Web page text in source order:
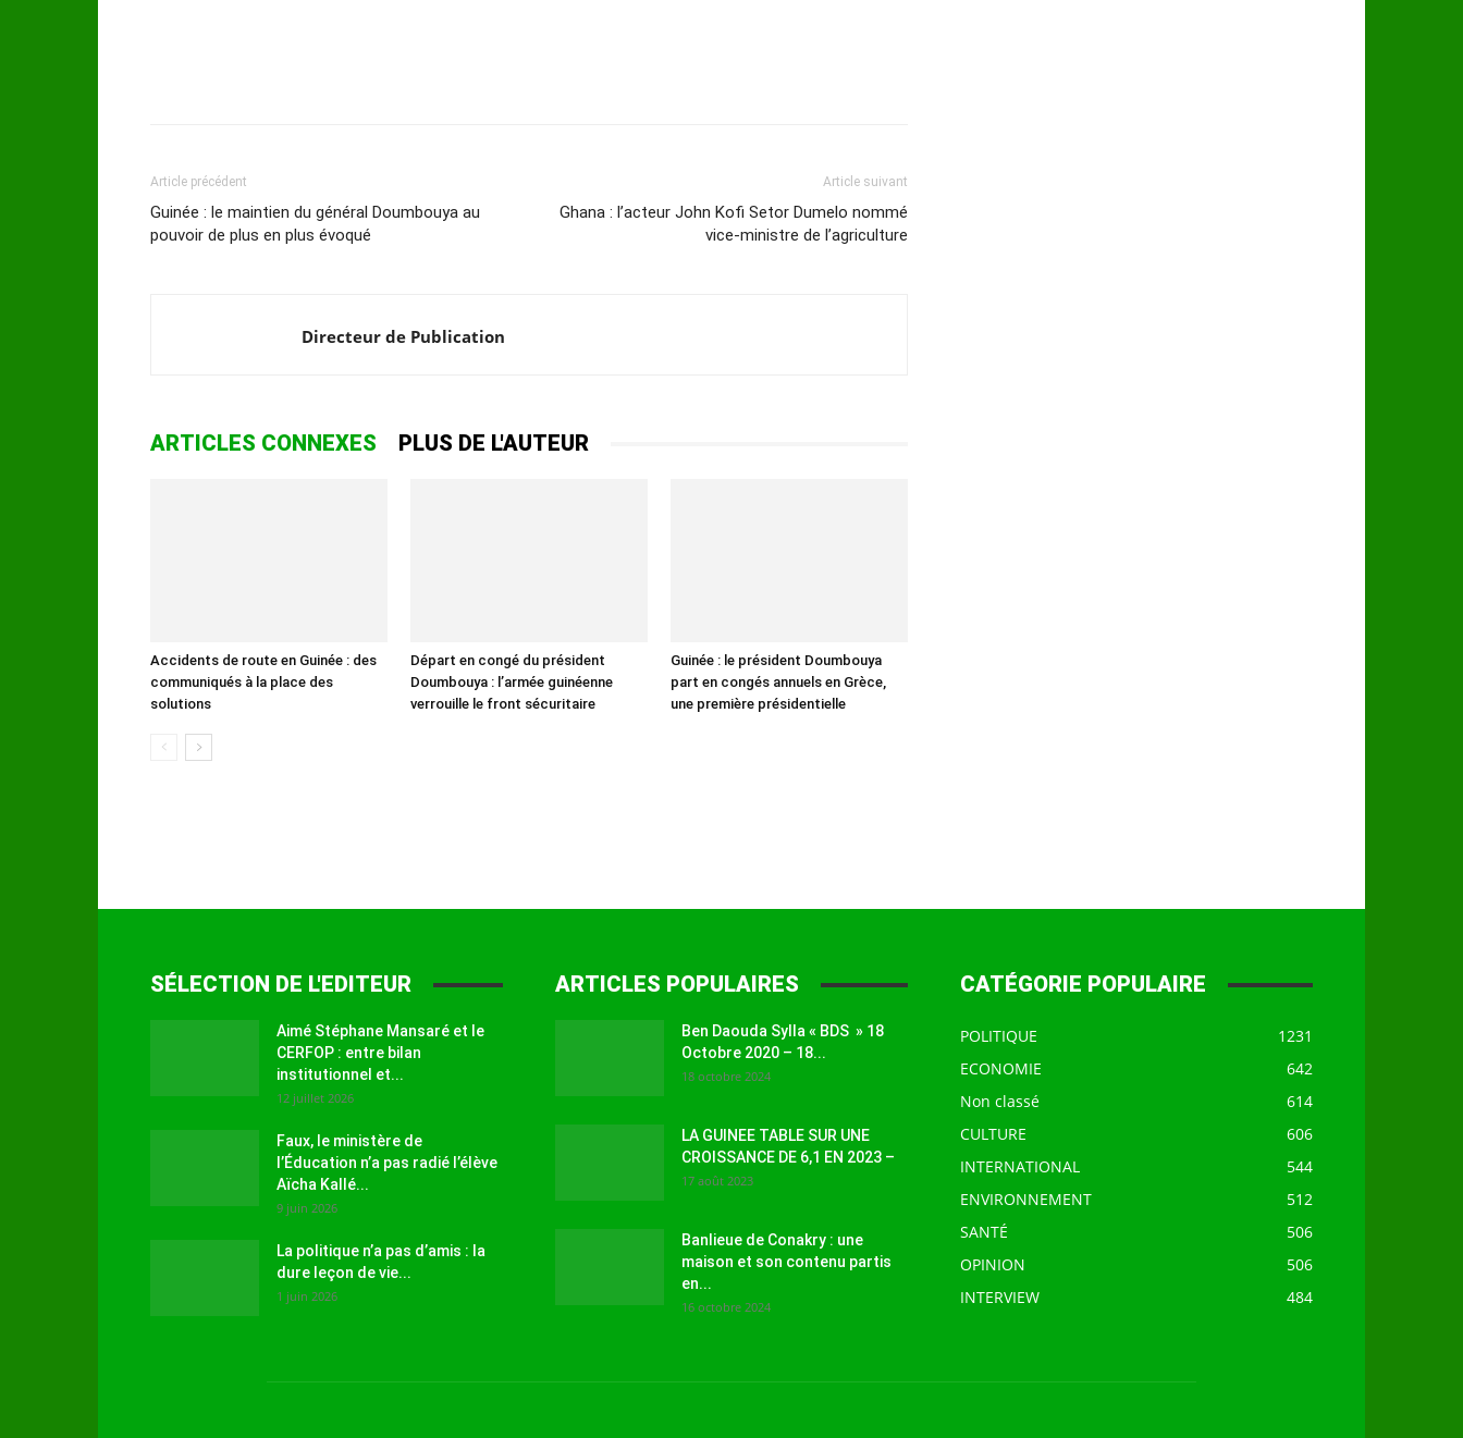
Article précédent
Guinée : le maintien du général Doumbouya au
pouvoir de plus en plus évoqué
Article suivant
Ghana : l’acteur John Kofi Setor Dumelo nommé
vice-ministre de l’agriculture
Directeur de Publication
ARTICLES CONNEXES PLUS DE L'AUTEUR
Accidents de route en Guinée : des
communiqués à la place des
solutions
Départ en congé du président
Doumbouya : l’armée guinéenne
verrouille le front sécuritaire
Guinée : le président Doumbouya
part en congés annuels en Grèce,
une première présidentielle
SÉLECTION DE L'EDITEUR
Aimé Stéphane Mansaré et le
CERFOP : entre bilan
institutionnel et...
12 juillet 2026
Faux, le ministère de
l’Éducation n’a pas radié l’élève
Aïcha Kallé...
9 juin 2026
La politique n’a pas d’amis : la
dure leçon de vie...
1 juin 2026
ARTICLES POPULAIRES
Ben Daouda Sylla « BDS » 18
Octobre 2020 – 18...
18 octobre 2024
LA GUINEE TABLE SUR UNE
CROISSANCE DE 6,1 EN 2023 –
17 août 2023
Banlieue de Conakry : une
maison et son contenu partis
en...
16 octobre 2024
CATÉGORIE POPULAIRE
POLITIQUE
1231
ECONOMIE
642
Non classé
614
CULTURE
606
INTERNATIONAL
544
ENVIRONNEMENT
512
SANTÉ
506
OPINION
506
INTERVIEW
484